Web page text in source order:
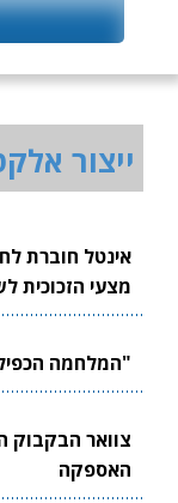
ייצור
אינטל חוברת
מצעי הזכוכית
"המלחמה הכפילה פי 5 את שוק
האספקה